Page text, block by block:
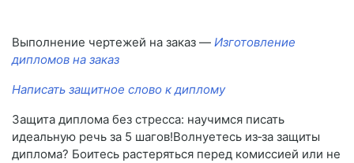
Выполнение чертежей на заказ — Изготовление
дипломов на заказ
Написать защитное слово к диплому
Защита диплома без стресса: научимся писать
идеальную речь за 5 шагов!Волнуетесь из‑за защиты
диплома? Боитесь растеряться перед комиссией или не